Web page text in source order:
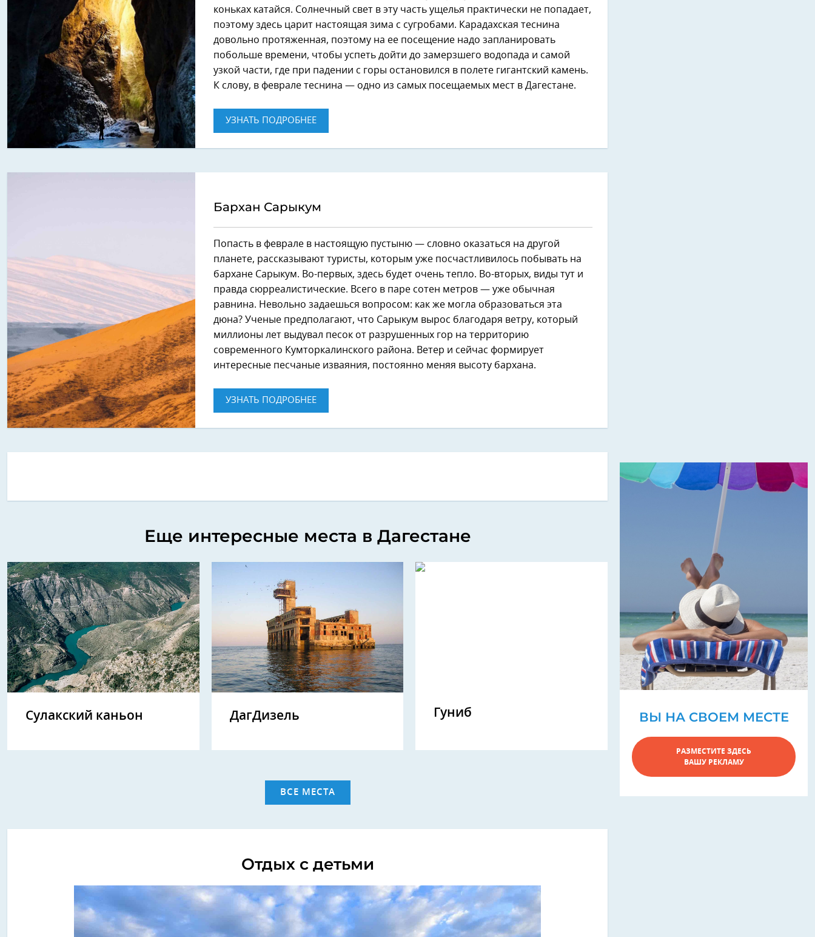
коньках катайся. Солнечный свет в эту часть ущелья практически не попадает,
поэтому здесь царит настоящая зима с сугробами. Карадахская теснина
довольно протяженная, поэтому на ее посещение надо запланировать
побольше времени, чтобы успеть дойти до замерзшего водопада и самой
узкой части, где при падении с горы остановился в полете гигантский камень.
К слову, в феврале теснина — одно из самых посещаемых мест в Дагестане.
УЗНАТЬ ПОДРОБНЕЕ
Бархан Сарыкум
Попасть в феврале в настоящую пустыню — словно оказаться на другой
планете, рассказывают туристы, которым уже посчастливилось побывать на
бархане Сарыкум. Во-первых, здесь будет очень тепло. Во-вторых, виды тут и
правда сюрреалистические. Всего в паре сотен метров — уже обычная
равнина. Невольно задаешься вопросом: как же могла образоваться эта
дюна? Ученые предполагают, что Сарыкум вырос благодаря ветру, который
миллионы лет выдувал песок от разрушенных гор на территорию
современного Кумторкалинского района. Ветер и сейчас формирует
интересные песчаные изваяния, постоянно меняя высоту бархана.
УЗНАТЬ ПОДРОБНЕЕ
Еще интересные места в Дагестане
Сулакский каньон ДагДизель Гуниб
ВСЕ МЕСТА
Отдых с детьми
ВЫ НА СВОЕМ МЕСТЕ
РАЗМЕСТИТЕ ЗДЕСЬ
ВАШУ РЕКЛАМУ